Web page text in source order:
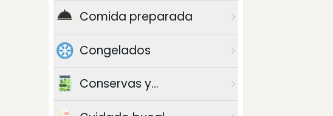
Comida preparada
Congelados
Conservas y